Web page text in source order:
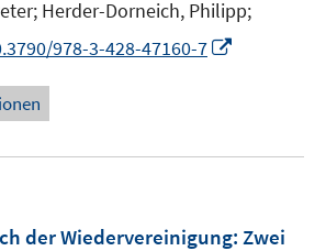
Herder-Dorneich, Philipp;
978-3-428-47160-7
u
F
der Wiedervereinigung: Zwei